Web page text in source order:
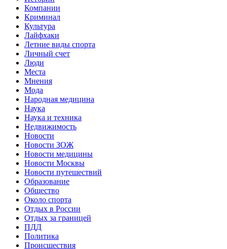
Компании
Криминал
Культура
Лайфхаки
Летние виды спорта
Личный счет
Люди
Места
Мнения
Мода
Народная медицина
Наука
Наука и техника
Недвижимость
Новости
Новости ЗОЖ
Новости медицины
Новости Москвы
Новости путешествий
Образование
Общество
Около спорта
Отдых в России
Отдых за границей
ПДД
Политика
Происшествия